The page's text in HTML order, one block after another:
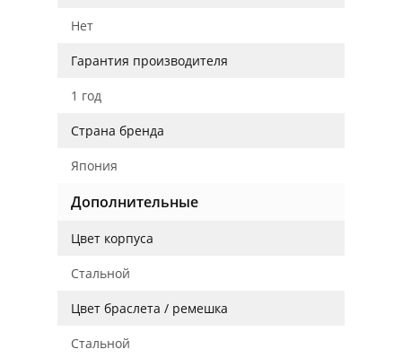
Нет
Гарантия производителя
1 год
Страна бренда
Япония
Дополнительные
Цвет корпуса
Стальной
Цвет браслета / ремешка
Стальной